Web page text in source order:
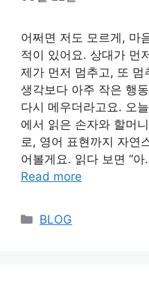
어쩌면 저도 모르게, 마
적이 있어요. 상대가 먼
제가 먼저 멈추고, 또 멈
생각보다 아주 작은 행
다시 메우더라고요. 오
에서 읽은 손자와 할머
로, 영어 표현까지 자연
어볼게요. 읽다 보면 “
Read more
Categories
BLOG